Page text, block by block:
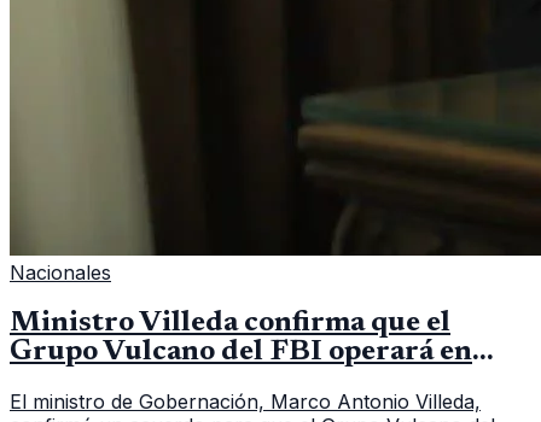
Nacionales
Ministro Villeda confirma que el
Grupo Vulcano del FBI operará en
El ministro de Gobernación, Marco Antonio Villeda,